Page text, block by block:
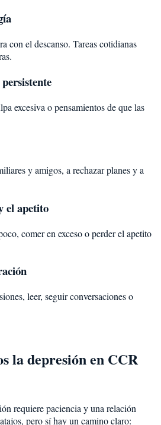
con el descanso. Tareas cotidianas
excesiva o pensamientos de que las
y amigos, a rechazar planes y a
el apetito
comer en exceso o perder el apetito
leer, seguir conversaciones o
la depresión en CCR
requiere paciencia y una relación
pero sí hay un camino claro: